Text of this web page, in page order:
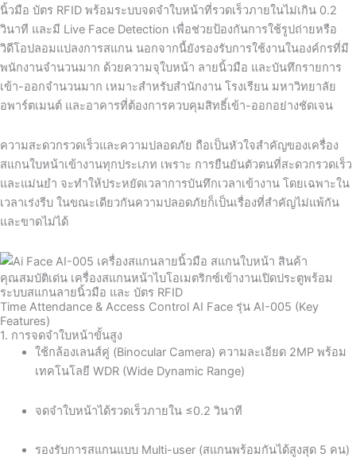
นิ้วมือ บัตร RFID พร้อมระบบจดจำใบหน้าที่รวดเร็วภายในไม่เกิน 0.2
วินาที และมี Live Face Detection เพื่อช่วยป้องกันการใช้รูปถ่ายหรือ
วิดีโอปลอมแปลงการสแกน นอกจากนี้ยังรองรับการใช้งานในองค์กรที่มี
พนักงานจำนวนมาก ด้วยความจุใบหน้า ลายนิ้วมือ และบันทึกรายการ
เข้า-ออกจำนวนมาก เหมาะสำหรับสำนักงาน โรงเรียน มหาวิทยาลัย
อพาร์ตเมนต์ และอาคารที่ต้องการควบคุมสิทธิ์เข้า-ออกอย่างชัดเจน
ความสะดวกรวดเร็วและความปลอดภัย ถือเป็นหัวใจสำคัญของเครื่อง
สแกนใบหน้าเข้างานทุกประเภท เพราะ การยืนยันตัวตนที่สะดวกรวดเร็ว
และแม่นยำ จะทำให้ประหยัดเวลาการบันทึกเวลาเข้างาน โดยเฉพาะใน
เวลาเร่งรีบ ในขณะเดียวกันความปลอดภัยก็เป็นเรื่องที่สำคัญไม่แพ้กัน
และขาดไม่ได้
คุณสมบัติเด่น เครื่องสแกนหน้าไบโอเมตริกซ์เข้างานเปิดประตูพร้อม
ระบบสแกนลายนิ้วมือ และ บัตร RFID
Time Attendance & Access Control AI Face รุ่น AI-005 (Key
Features)
1. การจดจำใบหน้าขั้นสูง
ใช้กล้องเลนส์คู่ (Binocular Camera) ความละเอียด 2MP พร้อม
เทคโนโลยี WDR (Wide Dynamic Range)
จดจำใบหน้าได้รวดเร็วภายใน ≤0.2 วินาที
รองรับการสแกนแบบ Multi-user (สแกนพร้อมกันได้สูงสุด 5 คน)